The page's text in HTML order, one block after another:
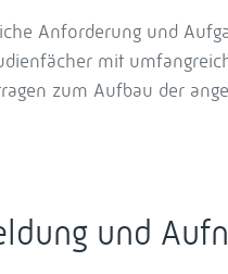
Anforderung und
mit
zum Aufbau der
und